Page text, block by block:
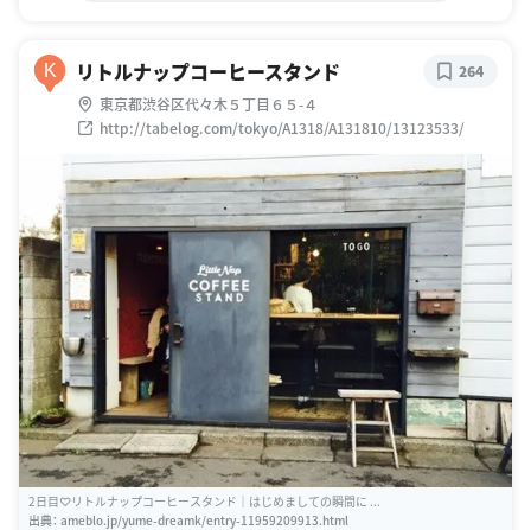
K リトルナップコーヒースタンド
東京都渋谷区代々木５丁目６５-４
http://tabelog.com/tokyo/A1318/A131810/13123533/
264
2日目♡リトルナップコーヒースタンド｜はじめましての瞬間に ...
出典： ameblo.jp/yume-dreamk/entry-11959209913.html